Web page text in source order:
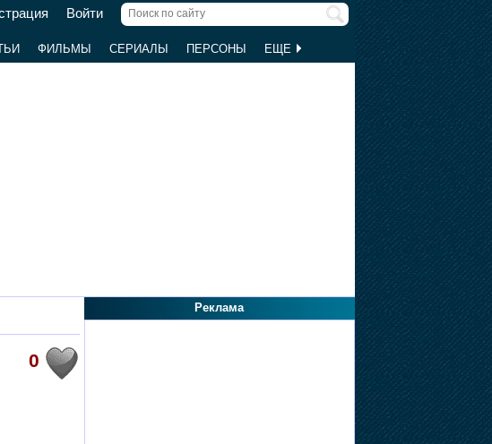
Войти
ФИЛЬМЫ СЕРИАЛЫ ПЕРСОНЫ ЕЩЕ
0
Реклама